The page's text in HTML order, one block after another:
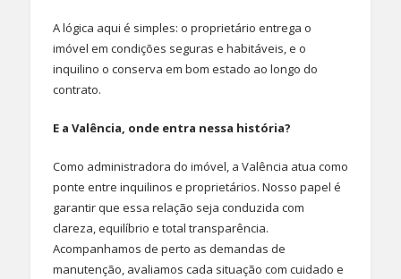
A lógica aqui é simples: o proprietário entrega o
imóvel em condições seguras e habitáveis, e o
inquilino o conserva em bom estado ao longo do
contrato.
E a Valência, onde entra nessa história?
Como administradora do imóvel, a Valência atua como
ponte entre inquilinos e proprietários. Nosso papel é
garantir que essa relação seja conduzida com
clareza, equilíbrio e total transparência.
Acompanhamos de perto as demandas de
manutenção, avaliamos cada situação com cuidado e